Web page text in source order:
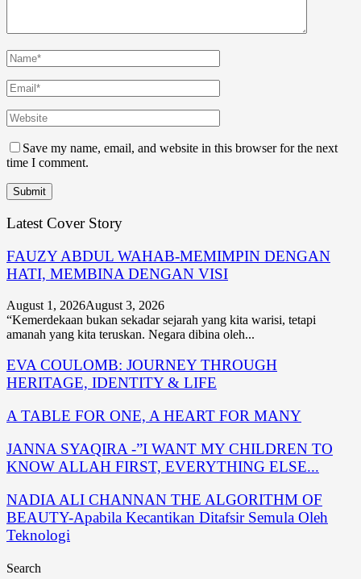
Save my name, email, and website in this browser for the next
time I comment.
Latest Cover Story
FAUZY ABDUL WAHAB-MEMIMPIN DENGAN
HATI, MEMBINA DENGAN VISI
August 1, 2026August 3, 2026
“Kemerdekaan bukan sekadar sejarah yang kita warisi, tetapi
amanah yang kita teruskan. Negara dibina oleh...
EVA COULOMB: JOURNEY THROUGH
HERITAGE, IDENTITY & LIFE
A TABLE FOR ONE, A HEART FOR MANY
JANNA SYAQIRA -”I WANT MY CHILDREN TO
KNOW ALLAH FIRST, EVERYTHING ELSE...
NADIA ALI CHANNAN THE ALGORITHM OF
BEAUTY-Apabila Kecantikan Ditafsir Semula Oleh
Teknologi
Search